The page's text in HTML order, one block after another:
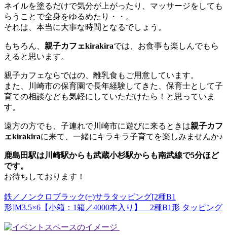
ネイルを塗るだけで気分が上がったり、マッサージをしても
らうことで全身をゆるめたり・・。
それは、本当に大事な時間となるでしょう。
もちろん、 親子カフェkirakiraでは、お食事も楽しんでもら
えると思います。
親子カフェならではの、離乳食もご用意しています。
また、川崎市の保育園で長年経験してきた、保育士として子
育ての相談なども気軽にしていただけたら！と思っていま
す。
遠方の方でも、子連れで川崎市に遊びに来るときは親子カフ
ェkirakiraに来て、一緒にキラキラ子育てを楽しみませんか♪
鹿島田駅は川崎駅からも武蔵小杉駅からも南武線で5分ほど
です。
お待ちしております！
鉄／ノンクロブラック(+)サラタッピング[2種B1
形]M3.5×6【小箱：1箱／4000本入り】 2種B1形 タッピング